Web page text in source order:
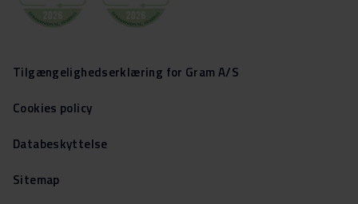
Tilgængelighedserklæring for Gram A/S
Cookies policy
Databeskyttelse
Sitemap